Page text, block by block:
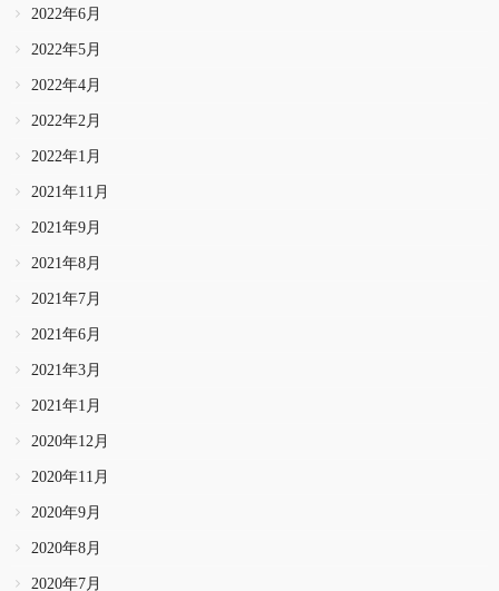
2022年6月
2022年5月
2022年4月
2022年2月
2022年1月
2021年11月
2021年9月
2021年8月
2021年7月
2021年6月
2021年3月
2021年1月
2020年12月
2020年11月
2020年9月
2020年8月
2020年7月